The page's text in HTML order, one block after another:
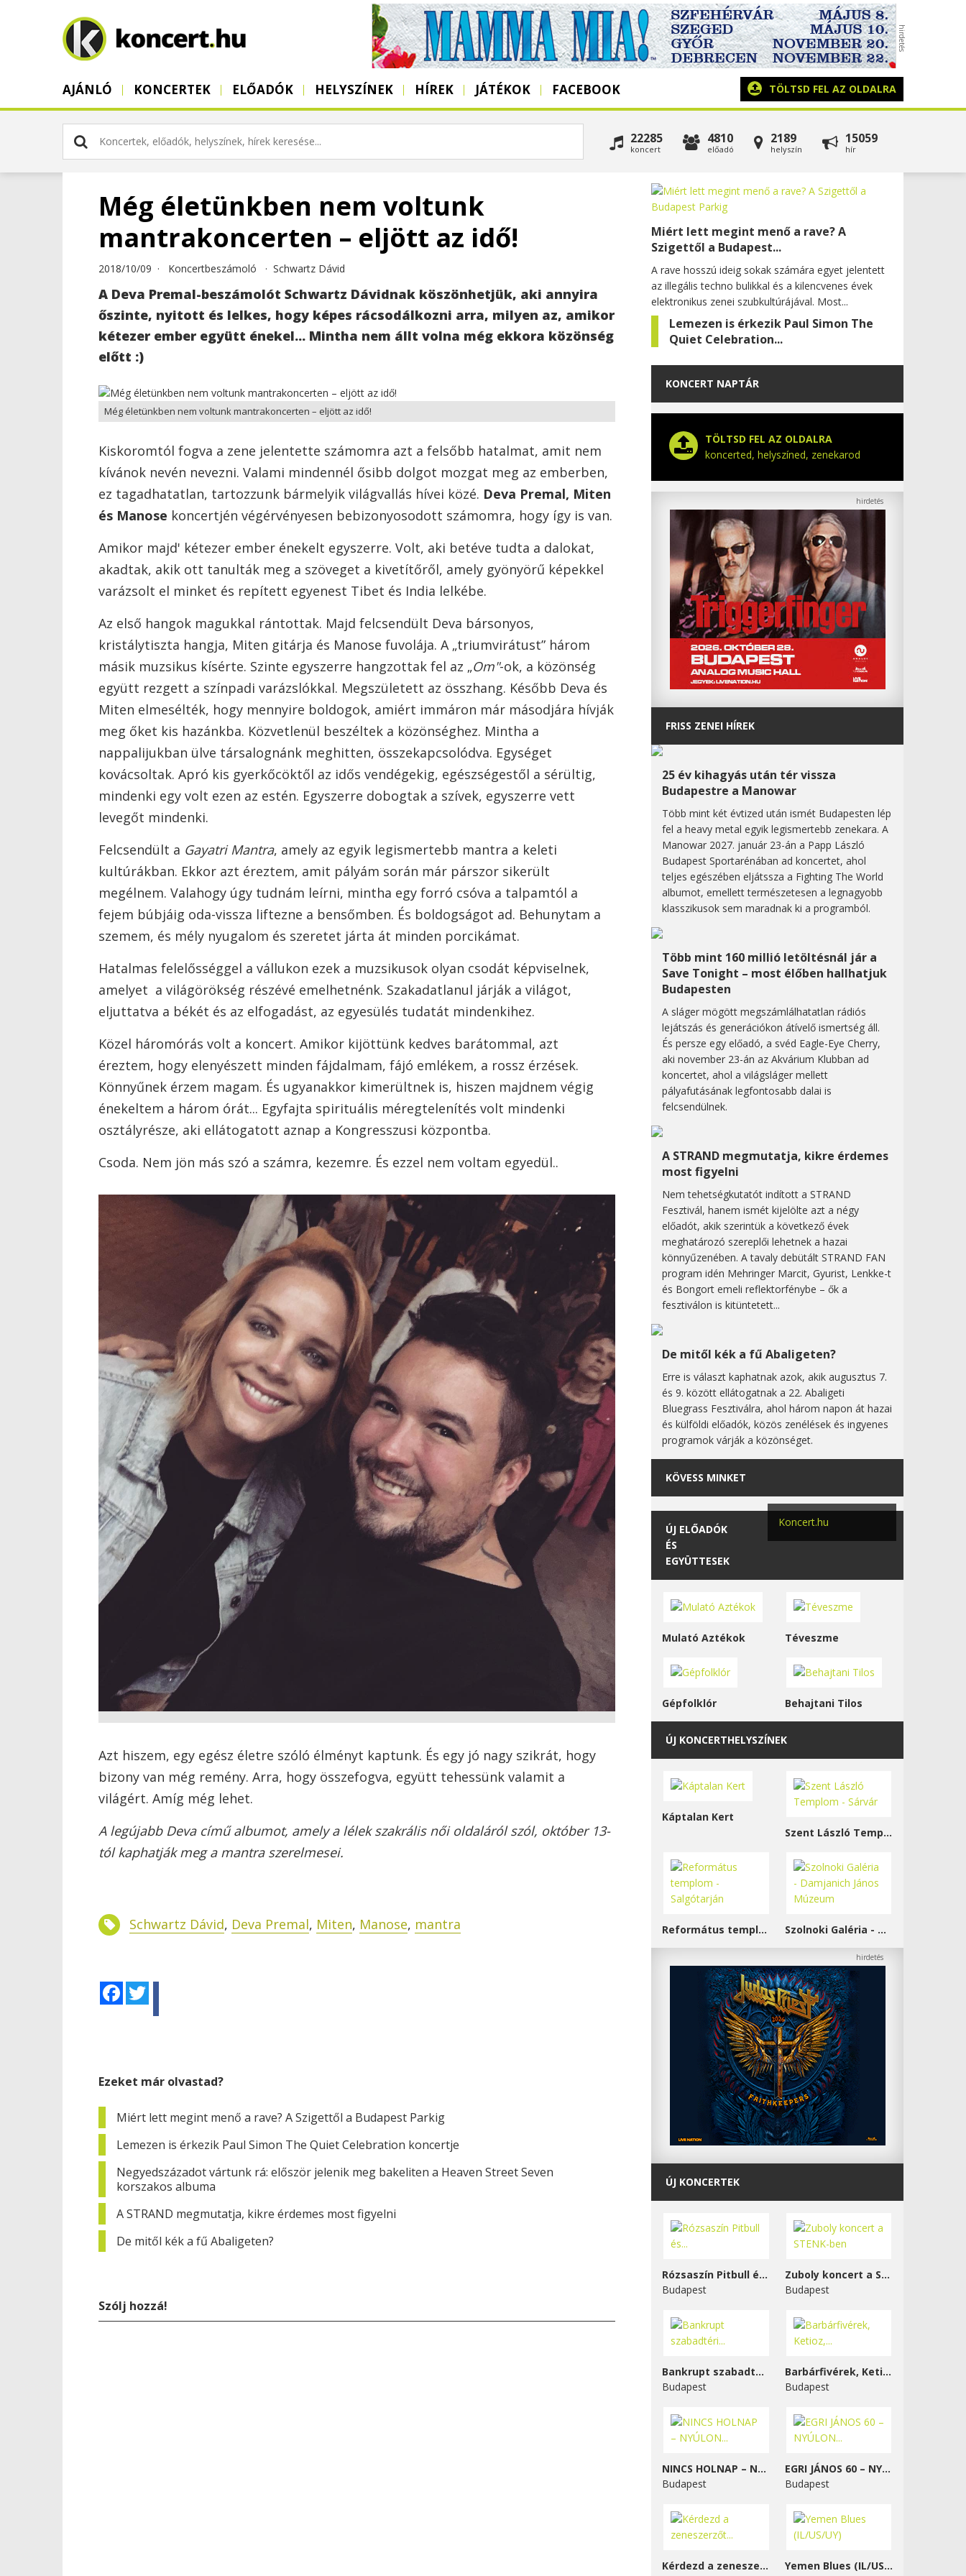
AJÁNLÓ KONCERTEK ELŐADÓK HELYSZÍNEK HÍREK JÁTÉKOK FACEBOOK TÖLTSD FEL AZ OLDALRA
22285
koncert
4810
előadó
2189
helyszín
15059
hír
Még életünkben nem voltunk
mantrakoncerten – eljött az idő!
2018/10/09 · Koncertbeszámoló · Schwartz Dávid
A Deva Premal-beszámolót Schwartz Dávidnak köszönhetjük, aki annyira
őszinte, nyitott és lelkes, hogy képes rácsodálkozni arra, milyen az, amikor
kétezer ember együtt énekel... Mintha nem állt volna még ekkora közönség
előtt :)
Még életünkben nem voltunk mantrakoncerten – eljött az idő!
Kiskoromtól fogva a zene jelentette számomra azt a felsőbb hatalmat, amit nem
kívánok nevén nevezni. Valami mindennél ősibb dolgot mozgat meg az emberben,
ez tagadhatatlan, tartozzunk bármelyik világvallás hívei közé. Deva Premal, Miten
és Manose koncertjén végérvényesen bebizonyosodott számomra, hogy így is van.
Amikor majd' kétezer ember énekelt egyszerre. Volt, aki betéve tudta a dalokat,
akadtak, akik ott tanulták meg a szöveget a kivetítőről, amely gyönyörű képekkel
varázsolt el minket és repített egyenest Tibet és India lelkébe.
Az első hangok magukkal rántottak. Majd felcsendült Deva bársonyos,
kristálytiszta hangja, Miten gitárja és Manose fuvolája. A „triumvirátust” három
másik muzsikus kísérte. Szinte egyszerre hangzottak fel az „Om"-ok, a közönség
együtt rezgett a színpadi varázslókkal. Megszületett az összhang. Később Deva és
Miten elmesélték, hogy mennyire boldogok, amiért immáron már másodjára hívják
meg őket kis hazánkba. Közvetlenül beszéltek a közönséghez. Mintha a
nappalijukban ülve társalognánk meghitten, összekapcsolódva. Egységet
kovácsoltak. Apró kis gyerkőcöktől az idős vendégekig, egészségestől a sérültig,
mindenki egy volt ezen az estén. Egyszerre dobogtak a szívek, egyszerre vett
levegőt mindenki.
Felcsendült a Gayatri Mantra, amely az egyik legismertebb mantra a keleti
kultúrákban. Ekkor azt éreztem, amit pályám során már párszor sikerült
megélnem. Valahogy úgy tudnám leírni, mintha egy forró csóva a talpamtól a
fejem búbjáig oda-vissza liftezne a bensőmben. És boldogságot ad. Behunytam a
szemem, és mély nyugalom és szeretet járta át minden porcikámat.
Hatalmas felelősséggel a vállukon ezek a muzsikusok olyan csodát képviselnek,
amelyet a világörökség részévé emelhetnénk. Szakadatlanul járják a világot,
eljuttatva a békét és az elfogadást, az egyesülés tudatát mindenkihez.
Közel háromórás volt a koncert. Amikor kijöttünk kedves barátommal, azt
éreztem, hogy elenyészett minden fájdalmam, fájó emlékem, a rossz érzések.
Könnyűnek érzem magam. És ugyanakkor kimerültnek is, hiszen majdnem végig
énekeltem a három órát... Egyfajta spirituális méregtelenítés volt mindenki
osztályrésze, aki ellátogatott aznap a Kongresszusi központba.
Csoda. Nem jön más szó a számra, kezemre. És ezzel nem voltam egyedül..
Azt hiszem, egy egész életre szóló élményt kaptunk. És egy jó nagy szikrát, hogy
bizony van még remény. Arra, hogy összefogva, együtt tehessünk valamit a
világért. Amíg még lehet.
A legújabb Deva című albumot, amely a lélek szakrális női oldaláról szól, október 13-
tól kaphatják meg a mantra szerelmesei.
Schwartz Dávid, Deva Premal, Miten, Manose, mantra
Facebook
Ezeket már olvastad?
Miért lett megint menő a rave? A Szigettől a Budapest Parkig
Lemezen is érkezik Paul Simon The Quiet Celebration koncertje
Negyedszázadot vártunk rá: először jelenik meg bakeliten a Heaven Street Seven
korszakos albuma
A STRAND megmutatja, kikre érdemes most figyelni
De mitől kék a fű Abaligeten?
Szólj hozzá!
Miért lett megint menő a rave? A
Szigettől a Budapest...
A rave hosszú ideig sokak számára egyet jelentett
az illegális techno bulikkal és a kilencvenes évek
elektronikus zenei szubkultúrájával. Most...
Lemezen is érkezik Paul Simon The
Quiet Celebration...
KONCERT NAPTÁR
TÖLTSD FEL AZ OLDALRA
koncerted, helyszíned, zenekarod
FRISS ZENEI HÍREK
25 év kihagyás után tér vissza
Budapestre a Manowar
Több mint két évtized után ismét Budapesten lép
fel a heavy metal egyik legismertebb zenekara. A
Manowar 2027. január 23-án a Papp László
Budapest Sportarénában ad koncertet, ahol
teljes egészében eljátssza a Fighting The World
albumot, emellett természetesen a legnagyobb
klasszikusok sem maradnak ki a programból.
Több mint 160 millió letöltésnál jár a
Save Tonight – most élőben hallhatjuk
Budapesten
A sláger mögött megszámlálhatatlan rádiós
lejátszás és generációkon átívelő ismertség áll.
És persze egy előadó, a svéd Eagle-Eye Cherry,
aki november 23-án az Akvárium Klubban ad
koncertet, ahol a világsláger mellett
pályafutásának legfontosabb dalai is
felcsendülnek.
A STRAND megmutatja, kikre érdemes
most figyelni
Nem tehetségkutatót indított a STRAND
Fesztivál, hanem ismét kijelölte azt a négy
előadót, akik szerintük a következő évek
meghatározó szereplői lehetnek a hazai
könnyűzenében. A tavaly debütált STRAND FAN
program idén Mehringer Marcit, Gyurist, Lenkke-t
és Bongort emeli reflektorfénybe – ők a
fesztiválon is kitüntetett...
De mitől kék a fű Abaligeten?
Erre is választ kaphatnak azok, akik augusztus 7.
és 9. között ellátogatnak a 22. Abaligeti
Bluegrass Fesztiválra, ahol három napon át hazai
és külföldi előadók, közös zenélések és ingyenes
programok várják a közönséget.
KÖVESS MINKET
Koncert.hu
ÚJ ELŐADÓK
ÉS
EGYÜTTESEK
Mulató Aztékok Téveszme
Gépfolklór Behajtani Tilos
ÚJ KONCERTHELYSZÍNEK
Káptalan Kert
Szent László Templom - Sárvár
Református templom - Salgótarján Szolnoki Galéria - Damjanich János Múzeum
ÚJ KONCERTEK
Rózsaszín Pitbull és...
Budapest
Zuboly koncert a STENK-ben
Budapest
Bankrupt szabadtéri...
Budapest
Barbárfivérek, Ketioz,...
Budapest
NINCS HOLNAP – NYÚLON...
Budapest
EGRI JÁNOS 60 – NYÚLON...
Budapest
Kérdezd a zeneszerzőt...
Yemen Blues (IL/US/UY)